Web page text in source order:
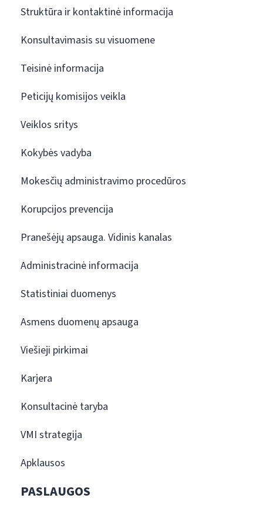
Struktūra ir kontaktinė informacija
Konsultavimasis su visuomene
Teisinė informacija
Peticijų komisijos veikla
Veiklos sritys
Kokybės vadyba
Mokesčių administravimo procedūros
Korupcijos prevencija
Pranešėjų apsauga. Vidinis kanalas
Administracinė informacija
Statistiniai duomenys
Asmens duomenų apsauga
Viešieji pirkimai
Karjera
Konsultacinė taryba
VMI strategija
Apklausos
PASLAUGOS